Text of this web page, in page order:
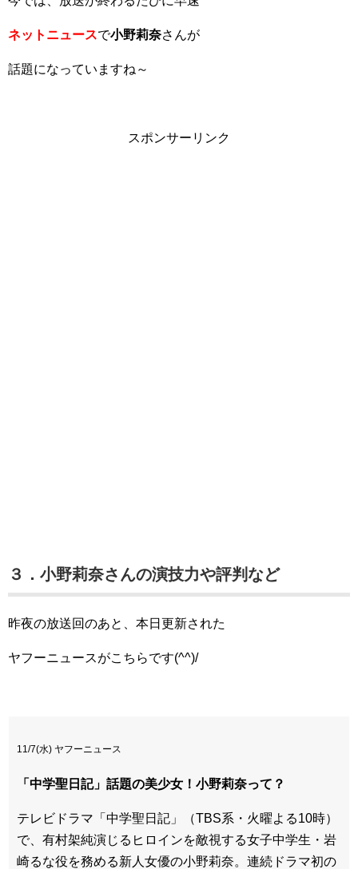
ネットニュースで小野莉奈さんが
話題になっていますね～
スポンサーリンク
３．小野莉奈さんの演技力や評判など
昨夜の放送回のあと、本日更新された
ヤフーニュースがこちらです(^^)/
11/7(水) ヤフーニュース
「中学聖日記」話題の美少女！小野莉奈って？
テレビドラマ「中学聖日記」（TBS系・火曜よる10時）
で、有村架純演じるヒロインを敵視する女子中学生・岩
崎るな役を務める新人女優の小野莉奈。連続ドラマ初の